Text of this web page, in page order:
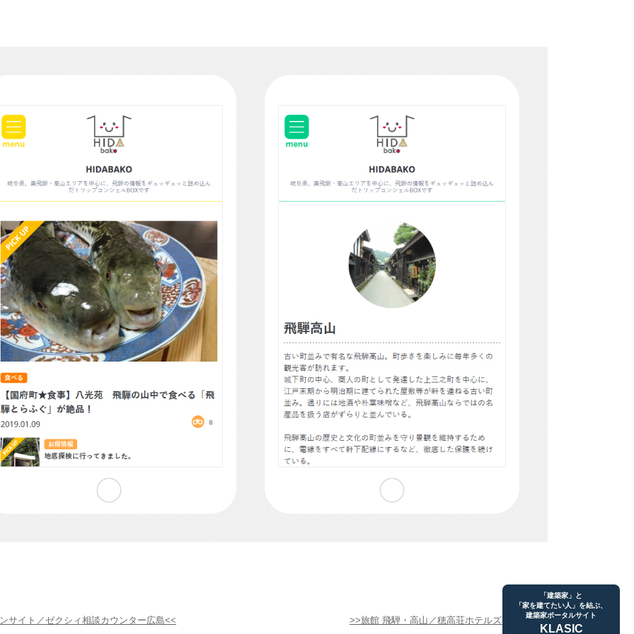
サイト／ゼクシィ相談カウンター広島 旅館 飛騨・高山／穂高荘ホテルズ・リゾート
「建築家」と
「家を建てたい人」を結ぶ、
建築家ポータルサイト
KLASIC